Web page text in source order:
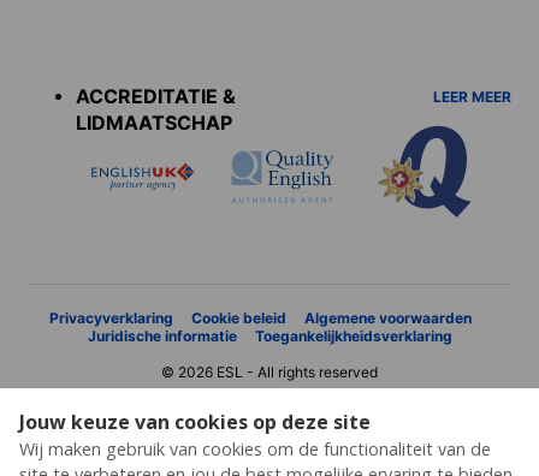
Jouw keuze van cookies op deze site
Wij maken gebruik van cookies om de functionaliteit van de
ACCREDITATIE &
LIDMAATSCHAP
LEER MEER
Privacyverklaring Cookie beleid
Algemene voorwaarden
Juridische informatie
Toegankelijkheidsverklaring
© 2026 ESL - All rights reserved